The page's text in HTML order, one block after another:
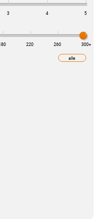
3 4 5
220 260 300+
alle